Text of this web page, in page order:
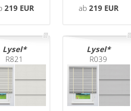
219 EUR ab 219 EUR
Lysel
R821
Lysel
R039